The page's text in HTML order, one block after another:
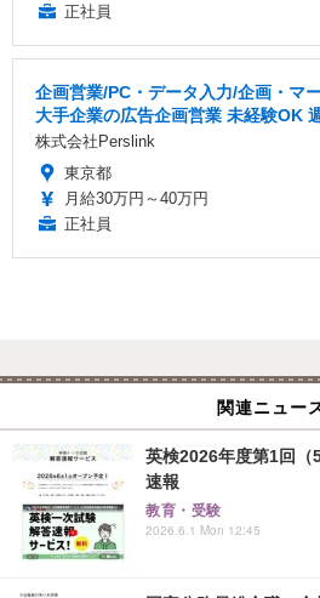
正社員
企画営業/PC・データ入力/企画・マ
大手企業の広告企画営業 未経験OK
株式会社Perslink
東京都
月給30万円～40万円
正社員
関連ニュー
英検2026年度第1回（
速報
教育・受験
2026.6.1 Mon 12:45